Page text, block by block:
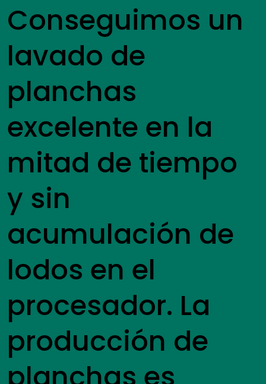
Conseguimos un
lavado de
planchas
excelente en la
mitad de tiempo
y sin
acumulación de
lodos en el
procesador. La
producción de